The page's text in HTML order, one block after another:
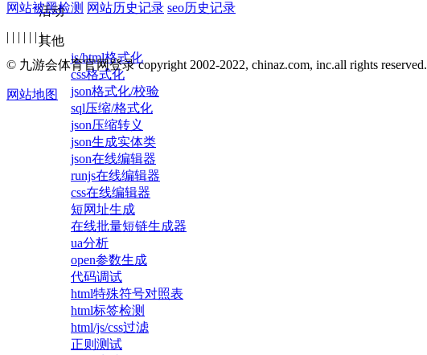
活动
其他
js/html格式化
css格式化
json格式化/校验
sql压缩/格式化
json压缩转义
json生成实体类
json在线编辑器
runjs在线编辑器
css在线编辑器
短网址生成
在线批量短链生成器
ua分析
open参数生成
代码调试
html特殊符号对照表
html标签检测
html/js/css过滤
正则测试
网站被黑检测 网站历史记录 seo历史记录
| | | | | | |
© 九游会体育官网登录 copyright 2002-2022, chinaz.com, inc.all rights reserved.
网站地图